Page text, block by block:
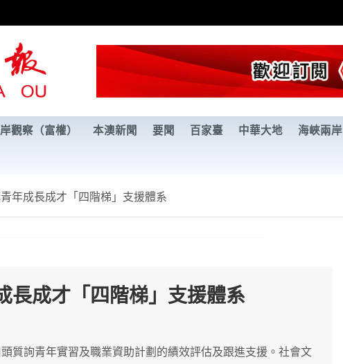
觀察（富權） 本澳新聞 要聞 百家臺 中華大地 海峽兩岸
年成長成才「四階梯」支援體系
長成才「四階梯」支援體系
詢青年實習及職業資助計劃的績效評估及跟進支援。社會文